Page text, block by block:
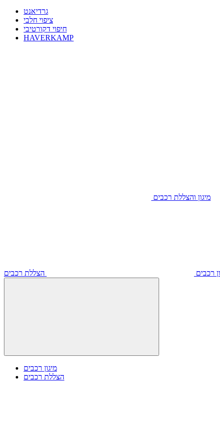
גרדיאנט
ציפוי חלבי
חיפוי דקורטיבי
HAVERKAMP
מיגון והצללת רכבים
רכבים
מיגון רכבים
הצללת רכבים